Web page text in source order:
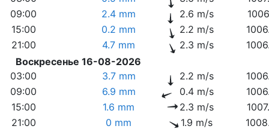
09:00
2.4 mm 2.6 m/s
15:00
0.2 mm 2.2 m/s
21:00
4.7 mm 2.3 m/s
Воскресенье 16-08-2026
03:00
3.7 mm 2.2 m/s
09:00
6.9 mm 0.4 m/s
15:00
1.6 mm 2.3 m/s
21:00
0 mm 1.9 m/s